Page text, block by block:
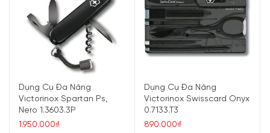
Dụng Cụ Đa Năng
Victorinox Spartan Ps,
Nero 1.3603.3P
1.950.000₫
Dụng Cụ Đa Năng
Victorinox Swisscard Onyx
0.7133.T3
890.000₫